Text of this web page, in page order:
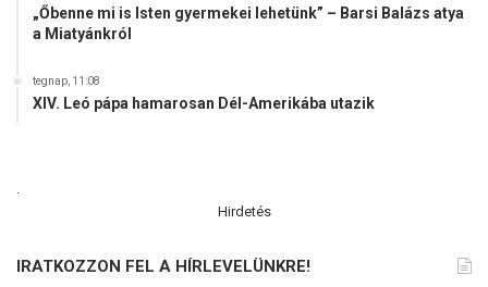
„Őbenne mi is Isten gyermekei lehetünk” – Barsi Balázs atya
a Miatyánkról
tegnap, 11:08
XIV. Leó pápa hamarosan Dél-Amerikába utazik
Hirdetés
IRATKOZZON FEL A HÍRLEVELÜNKRE!